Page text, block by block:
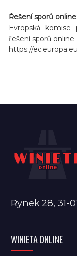
Řešení sporů online:
Evropská
řešení sporů online
https://
Rynek 28, 31-
WINIETA ONLINE